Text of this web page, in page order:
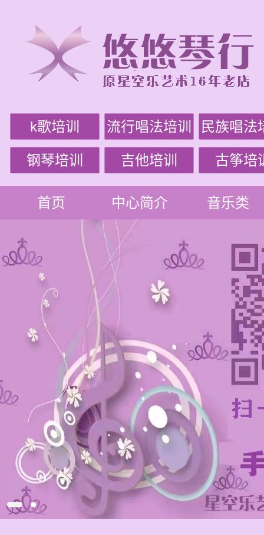
k歌培训 流行唱法培训 民族唱法
钢琴培训 吉他培训 古筝培
首页 中心简介 音乐类